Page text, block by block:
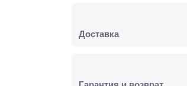
Доставка